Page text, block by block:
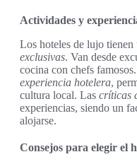
Actividades y
Los hoteles de lujo
exclusivas. Van desde
cocina con chefs
experiencia hotelera,
cultura local. Las críticas
experiencias, siendo un
alojarse.
Consejos para elegir el